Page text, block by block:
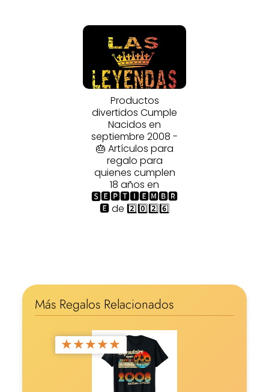
Productos
divertidos Cumple
Nacidos en
septiembre 2008 -
🎂 Artículos para
regalo para
quienes cumplen
18 años en
🆂🅴🅿🆃🅸🅴🅼🅱🆁
🅴 de 2️⃣0️⃣2️⃣6️⃣
Más Regalos Relacionados
★★★★★